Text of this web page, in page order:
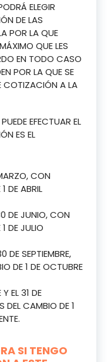
ELEGIR
DE LAS
POR LA QUE
QUE LES
EN TODO CASO
POR LA QUE SE
COTIZACIÓN A LA
EFECTUAR EL
ES EL
CON
DE ABRIL
DE JUNIO, CON
DE JULIO
DE SEPTIEMBRE,
DE 1 DE OCTUBRE
EL 31 DE
DEL CAMBIO DE 1
SI TENGO